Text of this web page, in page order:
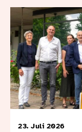
23. Juli 2026